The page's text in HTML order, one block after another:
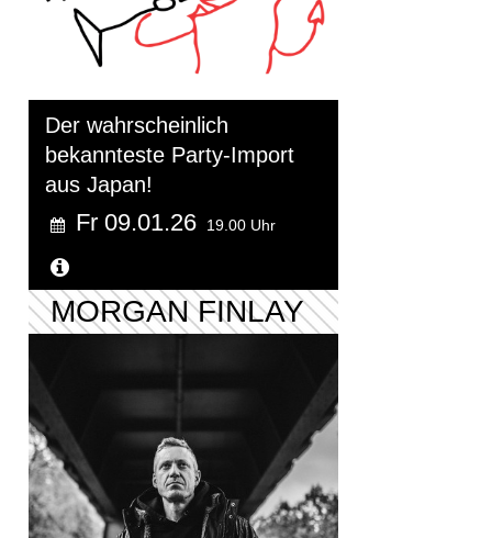
Der wahrscheinlich
bekannteste Party-Import
aus Japan!
Fr 09.01.26 19.00 Uhr
MORGAN FINLAY